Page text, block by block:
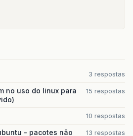
3 respostas
no uso do linux para
15 respostas
10 respostas
- pacotes não 13 respostas